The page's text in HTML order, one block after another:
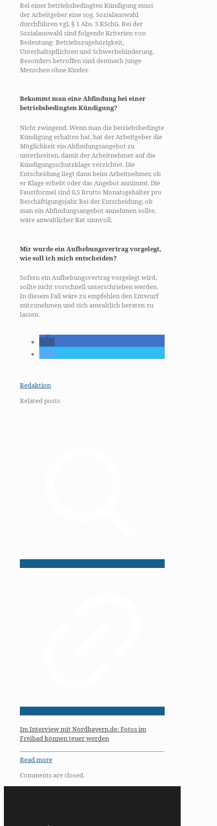
Bei einer betriebsbedingten Kündigung muss
der Arbeitgeber eine sog. Sozialauswahl
durchführen vgl. § 1 Abs. 3 KSchG. Bei der
Sozialauswahl sind folgende Kriterien von
Bedeutung: Betriebszugehörigkeit,
Unterhaltspflichten und Schwerbehinderung.
Besonders betroffen sind demnach junge
Menschen ohne Kinder.
Bekommt man eine Abfindung bei einer
betriebsbedingten Kündigung?
Nicht zwingend. Wenn man die betriebsbedingte
Kündigung erhalten hat, hat der Arbeitgeber die
Möglichkeit ein Abfindungsangebot zu
unterbreiten, damit der Arbeitnehmer auf die
Kündigungsschutzklage verzichtet. Die
Entscheidung liegt dann beim Arbeitnehmer, ob
er Klage erhebt oder das Angebot annimmt. Die
Faustformel sind 0,5 Brutto Monatsgehälter pro
Beschäftigungsjahr. Bei der Entscheidung, ob
man ein Abfindungsangebot annehmen sollte,
wäre anwaltlicher Rat sinnvoll.
Mir wurde ein Aufhebungsvertrag vorgelegt,
wie soll ich mich entscheiden?
Sofern ein Aufhebungsvertrag vorgelegt wird,
sollte nicht vorschnell unterschrieben werden.
In diesem Fall wäre zu empfehlen den Entwurf
mitzunehmen und sich anwaltlich beraten zu
lassen.
Redaktion
Related posts
Im Interview mit Nordbayern.de: Fotos im
Freibad können teuer werden
Read more
Comments are closed.